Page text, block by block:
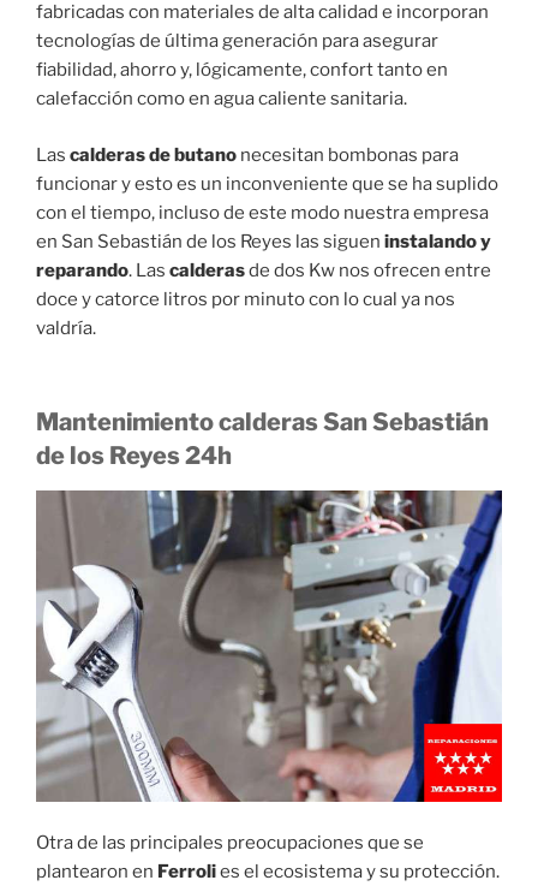
fabricadas con materiales de alta calidad e incorporan
tecnologías de última generación para asegurar
fiabilidad, ahorro y, lógicamente, confort tanto en
calefacción como en agua caliente sanitaria.
Las calderas de butano necesitan bombonas para
funcionar y esto es un inconveniente que se ha suplido
con el tiempo, incluso de este modo nuestra empresa
en San Sebastián de los Reyes las siguen instalando y
reparando. Las calderasde dos Kw nos ofrecen entre
doce y catorce litros por minuto con lo cual ya nos
valdría.
Mantenimiento calderas San Sebastián
de los Reyes 24h
Otra de las principales preocupaciones que se
plantearon en Ferrolies el ecosistema y su protección.